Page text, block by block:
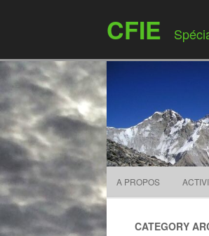
CFIE
A PROPOS
CATEGORY